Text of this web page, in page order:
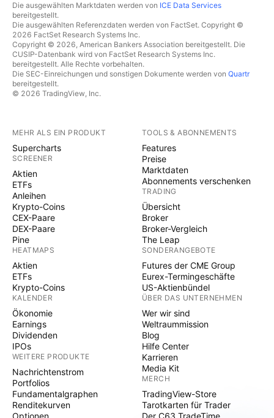
Die ausgewählten Marktdaten werden von ICE Data Services
bereitgestellt.
Die ausgewählten Referenzdaten werden von FactSet. Copyright ©
2026 FactSet Research Systems Inc.
Copyright © 2026, American Bankers Association bereitgestellt. Die
CUSIP-Datenbank wird von FactSet Research Systems Inc.
bereitgestellt. Alle Rechte vorbehalten.
Die SEC-Einreichungen und sonstigen Dokumente werden von Quartr
bereitgestellt.
© 2026 TradingView, Inc.
MEHR ALS EIN PRODUKT
Supercharts
SCREENER
Aktien
ETFs
Anleihen
Krypto-Coins
CEX-Paare
DEX-Paare
Pine
HEATMAPS
Aktien
ETFs
Krypto-Coins
KALENDER
Ökonomie
Earnings
Dividenden
IPOs
WEITERE PRODUKTE
Nachrichtenstrom
Portfolios
Fundamentalgraphen
Renditekurven
Optionen
TOOLS & ABONNEMENTS
Features
Preise
Marktdaten
Abonnements verschenken
TRADING
Übersicht
Broker
Broker-Vergleich
The Leap
SONDERANGEBOTE
Futures der CME Group
Eurex-Termingeschäfte
US-Aktienbündel
ÜBER DAS UNTERNEHMEN
Wer wir sind
Weltraummission
Blog
Hilfe Center
Karrieren
Media Kit
MERCH
TradingView-Store
Tarotkarten für Trader
Der C63 TradeTime